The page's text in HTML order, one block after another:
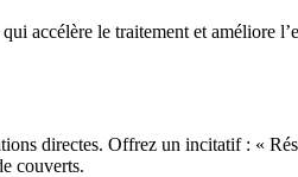
accélère le traitement et améliore
directes. Offrez un incitatif : «
couverts.